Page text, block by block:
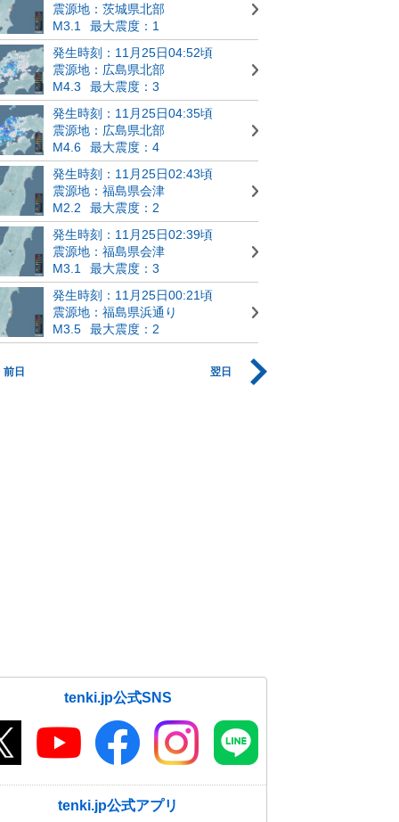
震源地：茨城県北部
M3.1
最大震度：1
発生時刻：11月25日04:52頃
震源地：広島県北部
M4.3
最大震度：3
発生時刻：11月25日04:35頃
震源地：広島県北部
M4.6
最大震度：4
発生時刻：11月25日02:43頃
震源地：福島県会津
M2.2
最大震度：2
発生時刻：11月25日02:39頃
震源地：福島県会津
M3.1
最大震度：3
発生時刻：11月25日00:21頃
震源地：福島県浜通り
M3.5
最大震度：2
前日 翌日
tenki.jp公式SNS
tenki.jp公式アプリ